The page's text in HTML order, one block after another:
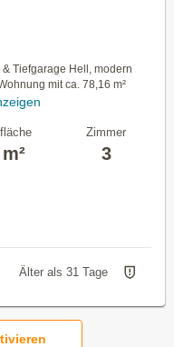
Tiefgarage Hell, modern
mit ca. 78,16 m²
Zimmer
3
Älter als 31 Tage